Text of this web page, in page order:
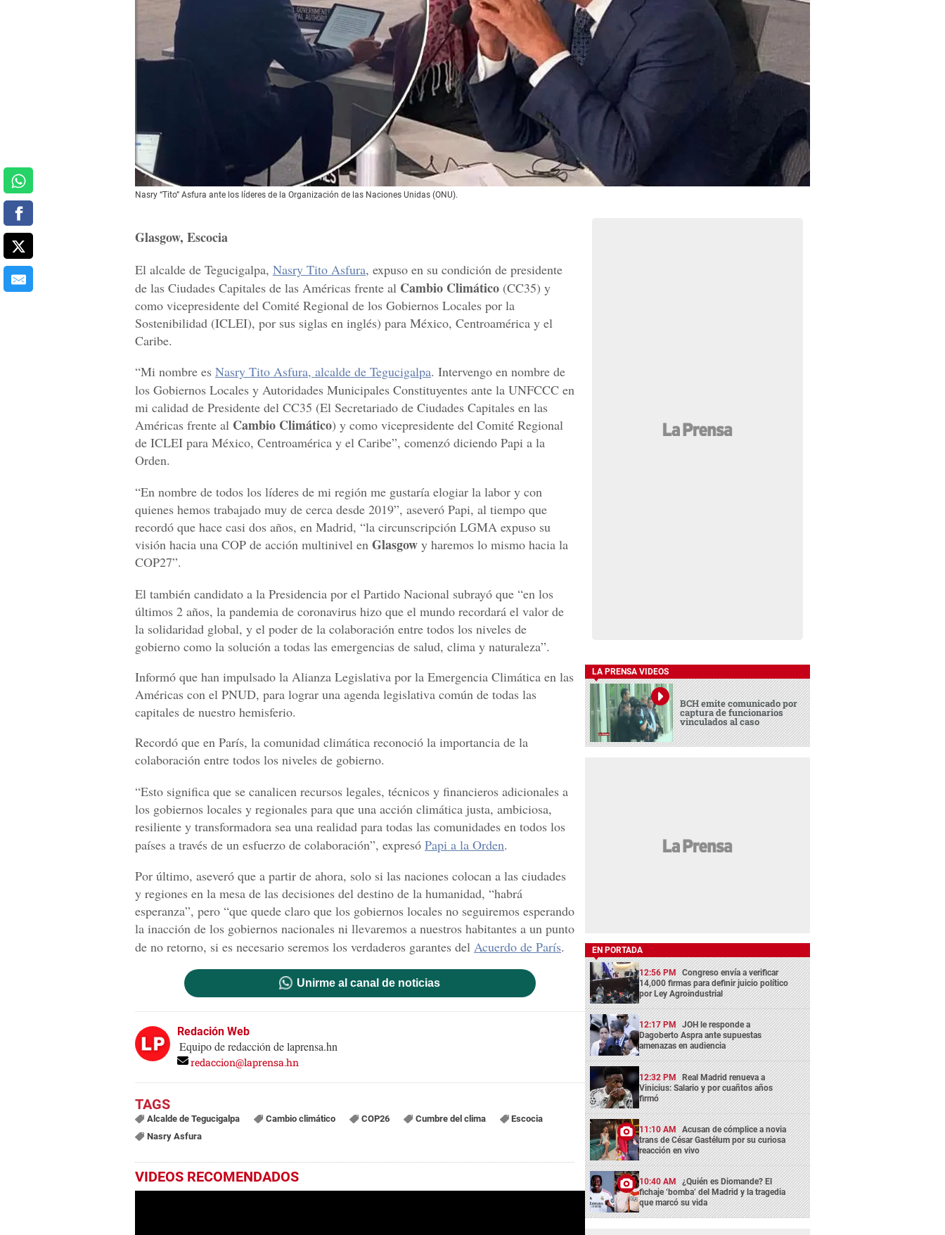
Nasry “Tito” Asfura ante los líderes de la Organización de las Naciones Unidas (ONU).
Glasgow, Escocia
El alcalde de Tegucigalpa, Nasry Tito Asfura, expuso en su condición de presidente
de las Ciudades Capitales de las Américas frente al Cambio Climático (CC35) y
como vicepresidente del Comité Regional de los Gobiernos Locales por la
Sostenibilidad (ICLEI), por sus siglas en inglés) para México, Centroamérica y el
Caribe.
“Mi nombre es Nasry Tito Asfura, alcalde de Tegucigalpa. Intervengo en nombre de
los Gobiernos Locales y Autoridades Municipales Constituyentes ante la UNFCCC en
mi calidad de Presidente del CC35 (El Secretariado de Ciudades Capitales en las
Américas frente al Cambio Climático) y como vicepresidente del Comité Regional
de ICLEI para México, Centroamérica y el Caribe”, comenzó diciendo Papi a la
Orden.
“En nombre de todos los líderes de mi región me gustaría elogiar la labor y con
quienes hemos trabajado muy de cerca desde 2019”, aseveró Papi, al tiempo que
recordó que hace casi dos años, en Madrid, “la circunscripción LGMA expuso su
visión hacia una COP de acción multinivel en Glasgow y haremos lo mismo hacia la
COP27”.
El también candidato a la Presidencia por el Partido Nacional subrayó que “en los
últimos 2 años, la pandemia de coronavirus hizo que el mundo recordará el valor de
la solidaridad global, y el poder de la colaboración entre todos los niveles de
gobierno como la solución a todas las emergencias de salud, clima y naturaleza”.
Informó que han impulsado la Alianza Legislativa por la Emergencia Climática en las
Américas con el PNUD, para lograr una agenda legislativa común de todas las
capitales de nuestro hemisferio.
Recordó que en París, la comunidad climática reconoció la importancia de la
colaboración entre todos los niveles de gobierno.
“Esto significa que se canalicen recursos legales, técnicos y financieros adicionales a
los gobiernos locales y regionales para que una acción climática justa, ambiciosa,
resiliente y transformadora sea una realidad para todas las comunidades en todos los
países a través de un esfuerzo de colaboración”, expresó Papi a la Orden.
Por último, aseveró que a partir de ahora, solo si las naciones colocan a las ciudades
y regiones en la mesa de las decisiones del destino de la humanidad, “habrá
esperanza”, pero “que quede claro que los gobiernos locales no seguiremos esperando
la inacción de los gobiernos nacionales ni llevaremos a nuestros habitantes a un punto
de no retorno, si es necesario seremos los verdaderos garantes del Acuerdo de París.
Unirme al canal de noticias
Redación Web
Equipo de redacción de laprensa.hn
redaccion@laprensa.hn
Alcalde de Tegucigalpa Cambio climático COP26 Cumbre del clima
Escocia
Nasry Asfura
VIDEOS RECOMENDADOS
LA PRENSA VIDEOS
BCH emite comunicado por
captura de funcionarios
vinculados al caso
EN PORTADA
12:56 PM Congreso envía a verificar
14,000 firmas para definir juicio político
por Ley Agroindustrial
12:17 PM JOH le responde a
Dagoberto Aspra ante supuestas
amenazas en audiencia
12:32 PM Real Madrid renueva a
Vinicius: Salario y por cuañtos años
firmó
11:10 AM Acusan de cómplice a novia
trans de César Gastélum por su curiosa
reacción en vivo
10:40 AM ¿Quién es Diomande? El
fichaje ‘bomba’ del Madrid y la tragedia
que marcó su vida